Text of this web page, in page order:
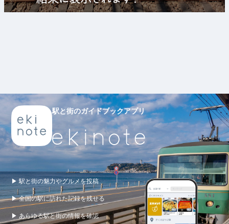
駅と街のガイドブックアプリ
▶ 駅と街の魅力やグルメを投稿
▶ 全国の駅に訪れた記録を残せる
▶ あらゆる駅と街の情報を確認